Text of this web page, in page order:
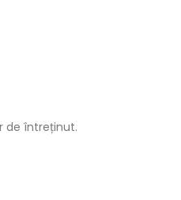
de întreținut.